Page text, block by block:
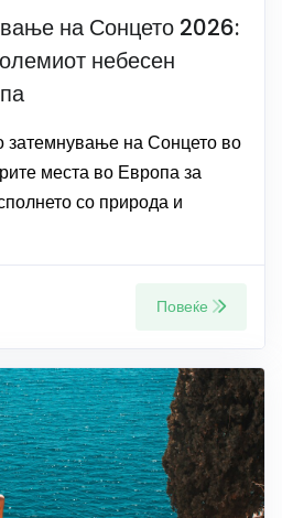
на Сонцето 2026:
небесен
затемнување на Сонцето во
места во Европа за
со природа и
Повеќе